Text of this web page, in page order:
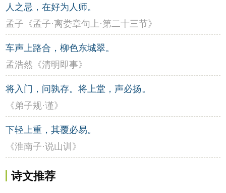
人之忌，在好为人师。
孟子《孟子·离娄章句上·第二十三节》
车声上路合，柳色东城翠。
孟浩然《清明即事》
将入门，问孰存。将上堂，声必扬。
《弟子规·谨》
下轻上重，其覆必易。
《淮南子·说山训》
诗文推荐